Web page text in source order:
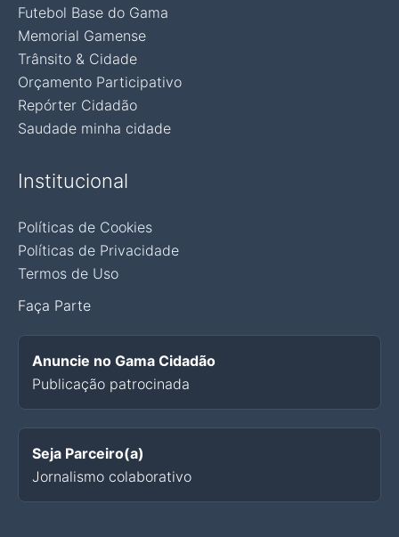
Futebol Base do Gama
Memorial Gamense
Trânsito & Cidade
Orçamento Participativo
Repórter Cidadão
Saudade minha cidade
Institucional
Políticas de Cookies
Políticas de Privacidade
Termos de Uso
Faça Parte
Anuncie no Gama Cidadão
Publicação patrocinada
Seja Parceiro(a)
Jornalismo colaborativo